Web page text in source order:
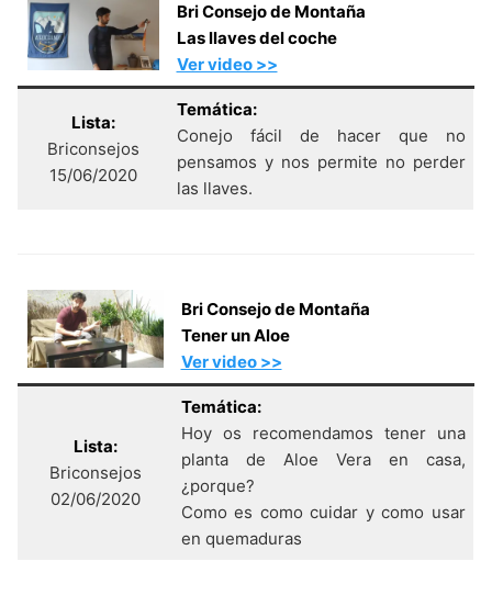
Bri Consejo de Montaña
Las llaves del coche
Ver video >>
Lista:
Briconsejos
15/06/2020
Temática:
Conejo fácil de hacer que no
pensamos y nos permite no perder
las llaves.
Bri Consejo de Montaña
Tener un Aloe
Ver video >>
Lista:
Briconsejos
02/06/2020
Temática:
Hoy os recomendamos tener una
planta de Aloe Vera en casa,
¿porque?
Como es como cuidar y como usar
en quemaduras